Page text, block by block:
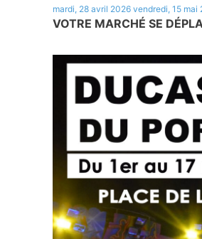
VOTRE MARCHÉ SE
mardi, 28 avril 2026 vendredi, 15 mai